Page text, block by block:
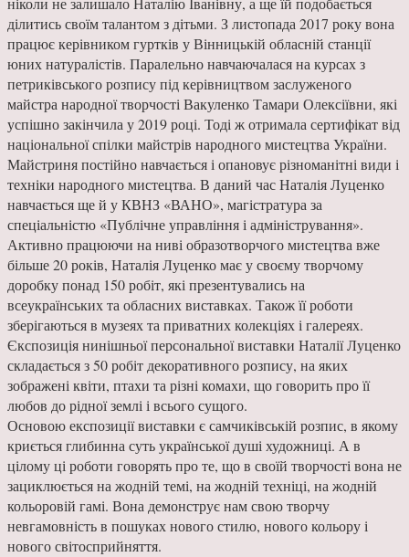
ділитись своїм талантом з дітьми. З листопада 2017 року вона
працює керівником гуртків у Вінницькій обласній станції
юних натуралістів. Паралельно навчаючалася на курсах з
петриківського розпису під керівництвом заслуженого
майстра народної творчості Вакуленко Тамари Олексіївни, які
успішно закінчила у 2019 році. Тоді ж отримала сертифікат від
національної спілки майстрів народного мистецтва України.
Майстриня постійно навчається і опановує різноманітні види і
техніки народного мистецтва. В даний час Наталія Луценко
навчається ще й у КВНЗ «ВАНО», магістратура за
спеціальністю «Публічне управління і адміністрування».
Активно працюючи на ниві образотворчого мистецтва вже
більше 20 років, Наталія Луценко має у своєму творчому
доробку понад 150 робіт, які презентувались на
всеукраїнських та обласних виставках. Також її роботи
зберігаються в музеях та приватних колекціях і галереях.
Єкспозиція нинішньої персональної виставки Наталії Луценко
складається з 50 робіт декоративного розпису, на яких
зображені квіти, птахи та різні комахи, що говорить про її
любов до рідної землі і всього сущого.
Основою експозиції виставки є самчиківській розпис, в якому
криється глибинна суть української душі художниці. А в
цілому ці роботи говорять про те, що в своїй творчості вона не
зациклюється на жодній темі, на жодній техніці, на жодній
кольоровій гамі. Вона демонструє нам свою творчу
невгамовність в пошуках нового стилю, нового кольору і
нового світосприйняття.